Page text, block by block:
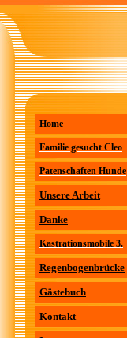
Home
Familie gesucht Cleo
Patenschaften Hunde
Unsere Arbeit
Danke
Kastrationsmobile 3.
Regenbogenbrücke
Gästebuch
Kontakt